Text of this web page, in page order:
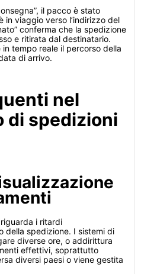
il pacco è stato
in viaggio verso l’indirizzo del
conferma che la spedizione
e ritirata dal destinatario.
tempo reale il percorso della
di arrivo.
nel
di spedizioni
i ritardi
della spedizione. I sistemi di
diverse ore, o addirittura
effettivi, soprattutto
diversi paesi o viene gestita